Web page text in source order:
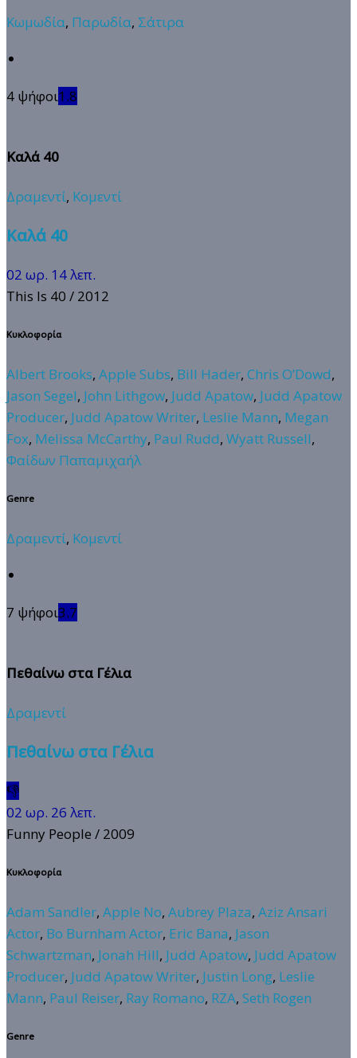
Κωμωδία, Παρωδία, Σάτιρα
4 ψήφοι1.8
Καλά 40
Δραμεντί, Κομεντί
Καλά 40
02 ωρ. 14 λεπ.
This Is 40 / 2012
Κυκλοφορία
Albert Brooks, Apple Subs, Bill Hader, Chris O’Dowd,
Jason Segel, John Lithgow, Judd Apatow, Judd Apatow
Producer, Judd Apatow Writer, Leslie Mann, Megan
Fox, Melissa McCarthy, Paul Rudd, Wyatt Russell,
Φαίδων Παπαμιχαήλ
Genre
Δραμεντί, Κομεντί
7 ψήφοι3.7
Πεθαίνω στα Γέλια
Δραμεντί
Πεθαίνω στα Γέλια
👎
02 ωρ. 26 λεπ.
Funny People / 2009
Κυκλοφορία
Adam Sandler, Apple No, Aubrey Plaza, Aziz Ansari
Actor, Bo Burnham Actor, Eric Bana, Jason
Schwartzman, Jonah Hill, Judd Apatow, Judd Apatow
Producer, Judd Apatow Writer, Justin Long, Leslie
Mann, Paul Reiser, Ray Romano, RZA, Seth Rogen
Genre